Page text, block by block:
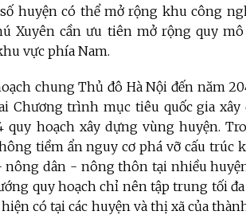
huyện có thể mở rộng khu công
Xuyên cần ưu tiên mở rộng quy
vực phía Nam.
chung Thủ đô Hà Nội đến năm
Chương trình mục tiêu quốc gia
quy hoạch xây dựng vùng huyện.
tiềm ẩn nguy cơ phá vỡ cấu trúc
dân - nông thôn tại nhiều
quy hoạch chỉ nên tập trung tối
có tại các huyện và thị xã của